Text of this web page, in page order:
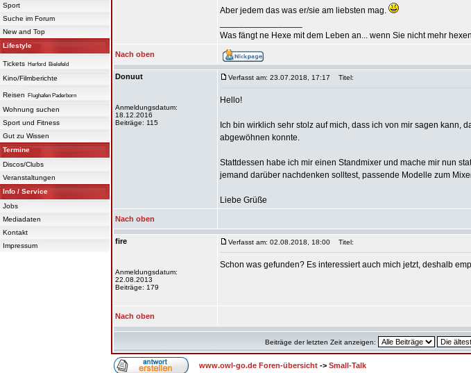
Sport
Suche im Forum
New and Top
Lifestyle
Tickets Herford Bielefeld
Kino/Filmberichte
Reisen Flughafen Paderborn
Wohnung suchen
Sport und Fitness
Gut zu Wissen
Termine
Discos/Clubs
Veranstaltungen
Info / Service
Jobs
Mediadaten
Kontakt
Impressum
Aber jedem das was er/sie am liebsten mag.
Was fängt ne Hexe mit dem Leben an... wenn Sie nicht mehr
Nach oben
Donuut
Anmeldungsdatum:
18.12.2016
Beiträge: 115
Verfasst am: 23.07.2018, 17:17 Titel:
Hello!
Ich bin wirklich sehr stolz auf mich, dass ich von mir sagen kann,
abgewöhnen konnte.
Stattdessen habe ich mir einen Standmixer und mache mir nun
jemand darüber nachdenken solltest, passende Modelle zum
Liebe Grüße
Nach oben
fire
Anmeldungsdatum:
22.08.2013
Beiträge: 179
Verfasst am: 02.08.2018, 18:00 Titel:
Schon was gefunden? Es interessiert auch mich jetzt, deshalb
Nach oben
Beiträge der letzten Zeit anzeigen:
www.owl-go.de Foren-übersicht -> Small-Talk